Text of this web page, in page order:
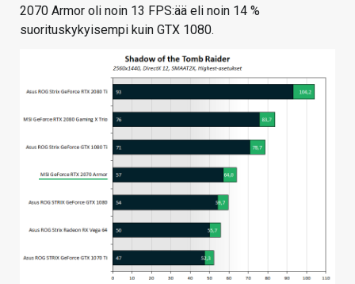
2070 Armor oli noin 13 FPS:ää eli noin 14 %
suorituskykyisempi kuin GTX 1080.